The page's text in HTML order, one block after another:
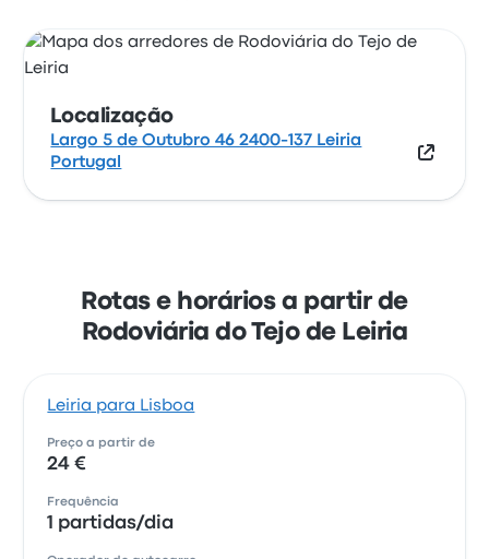
Localização
Largo 5 de Outubro 46 2400-137 Leiria
Portugal
Rotas e horários a partir de
Rodoviária do Tejo de Leiria
Leiria para Lisboa
Preço a partir de
24 €
Frequência
1 partidas/dia